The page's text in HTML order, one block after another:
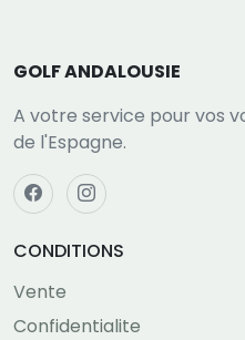
GOLF ANDALOUSIE
A votre service pour vos
de l'Espagne.
CONDITIONS
Vente
Confidentialite